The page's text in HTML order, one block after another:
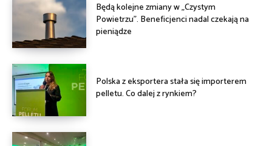
Będą kolejne zmiany w „Czystym
Powietrzu”. Beneficjenci nadal czekają na
pieniądze
Polska z eksportera stała się importerem
pelletu. Co dalej z rynkiem?